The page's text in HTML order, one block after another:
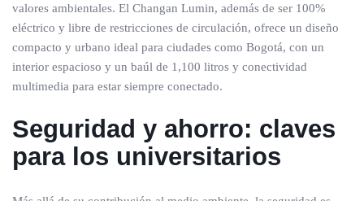
valores ambientales. El Changan Lumin, además de ser 100%
eléctrico y libre de restricciones de circulación, ofrece un diseño
compacto y urbano ideal para ciudades como Bogotá, con un
interior espacioso y un baúl de 1,100 litros y conectividad
multimedia para estar siempre conectado.
Seguridad y ahorro: claves
para los universitarios